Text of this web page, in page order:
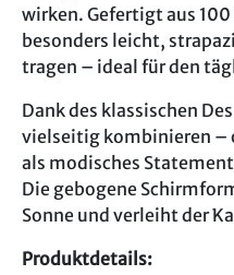
wirken. Gefertigt aus
besonders leicht,
tragen – ideal für den
Dank des klassischen
vielseitig kombinieren –
als modisches
Die gebogene
Sonne und verleiht der
Produktdetails: